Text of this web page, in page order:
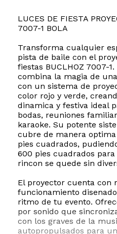
LUCES DE FIESTA
7007-1 BOLA
Transforma cualquier
pista de baile con el
fiestas BUCLHOZ 7007-
combina la magia de
con un sistema de
color rojo y verde,
dinamica y festiva ideal
bodas, reuniones
karaoke. Su potente
cubre de manera
pies cuadrados,
600 pies cuadrados
rincon se quede sin
El proyector cuenta con
funcionamiento
ritmo de tu evento.
por sonido que
con los graves de la
autopropulsados para